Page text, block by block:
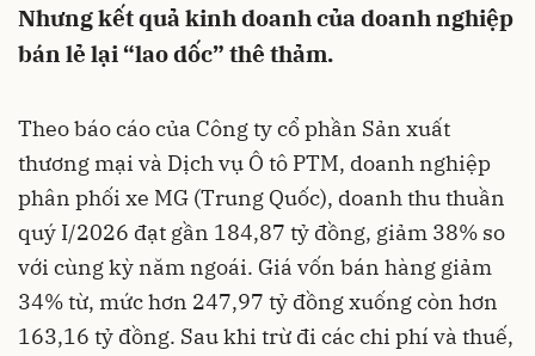
Nhưng kết quả kinh doanh của doanh nghiệp
bán lẻ lại “lao dốc” thê thảm.
Theo báo cáo của Công ty cổ phần Sản xuất
thương mại và Dịch vụ Ô tô PTM, doanh nghiệp
phân phối xe MG (Trung Quốc), doanh thu thuần
quý I/2026 đạt gần 184,87 tỷ đồng, giảm 38% so
với cùng kỳ năm ngoái. Giá vốn bán hàng giảm
34% từ, mức hơn 247,97 tỷ đồng xuống còn hơn
163,16 tỷ đồng. Sau khi trừ đi các chi phí và thuế,